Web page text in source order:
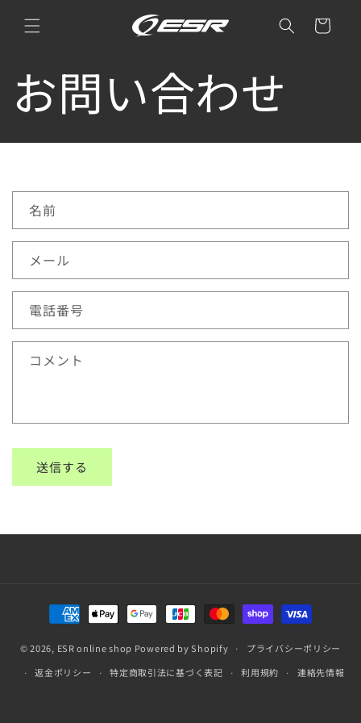
ンツに
進む
ー
お問い合わせ
お
問
い
合
わ
せ
フ
ー
ム
名前
メール
電話番号
コメント
送信する
決
済
方
法
© 2026, ESR online shop Powered by Shopify
プライバシーポリシー
返金ポリシー
特定商取引法に基づく表記 利用規約 連絡先情報